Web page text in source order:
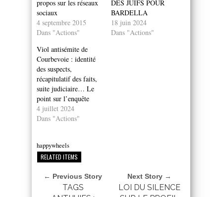
propos sur les réseaux
sociaux
4 septembre 2015
Dans "Actions"
DES JUIFS POUR
BARDELLA
18 juin 2024
Dans "Actions"
Viol antisémite de
Courbevoie : identité
des suspects,
récapitulatif des faits,
suite judiciaire… Le
point sur l’enquête
4 juillet 2024
Dans "Actions"
happywheels
RELATED ITEMS
← Previous Story
TAGS
Next Story →
LOI DU SILENCE